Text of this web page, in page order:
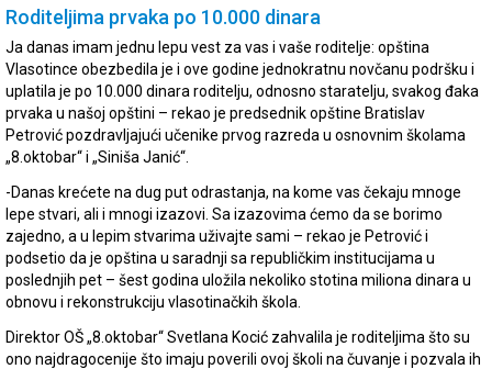
Roditeljima prvaka po 10.000 dinara
Ja danas imam jednu lepu vest za vas i vaše roditelje: opština
Vlasotince obezbedila je i ove godine jednokratnu novčanu podršku i
uplatila je po 10.000 dinara roditelju, odnosno staratelju, svakog đaka
prvaka u našoj opštini – rekao je predsednik opštine Bratislav
Petrović pozdravljajući učenike prvog razreda u osnovnim školama
„8.oktobar“ i „Siniša Janić“.
-Danas krećete na dug put odrastanja, na kome vas čekaju mnoge
lepe stvari, ali i mnogi izazovi. Sa izazovima ćemo da se borimo
zajedno, a u lepim stvarima uživajte sami – rekao je Petrović i
podsetio da je opština u saradnji sa republičkim institucijama u
poslednjih pet – šest godina uložila nekoliko stotina miliona dinara u
obnovu i rekonstrukciju vlasotinačkih škola.
Direktor OŠ „8.oktobar“ Svetlana Kocić zahvalila je roditeljima što su
ono najdragocenije što imaju poverili ovoj školi na čuvanje i pozvala ih